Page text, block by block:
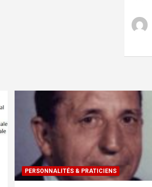
PERSONNALITÉS & PRATICIENS